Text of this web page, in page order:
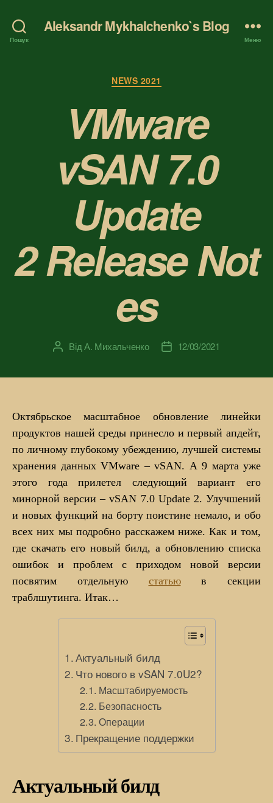
Пошук
Aleksandr Mykhalchenko`s Blog
Меню
Категорії
NEWS 2021
VMware
vSAN 7.0
Update
2 Release Not
es
Автор
ВідА. Михальченко
Дата12/03/2021
Октябрьское масштабное обновление линейки
продуктов нашей среды принесло и первый апдейт,
по личному глубокому убеждению, лучшей системы
хранения данных VMware – vSAN. А 9 марта уже
этого года прилетел следующий вариант его
минорной версии – vSAN 7.0 Update 2. Улучшений
и новых функций на борту поистине немало, и обо
всех них мы подробно расскажем ниже. Как и том,
где скачать его новый билд, а обновлению списка
ошибок и проблем с приходом новой версии
посвятим отдельную статьюв секции
траблшутинга. Итак…
Актуальный билд
Что нового в vSAN 7.0U2?
Масштабируемость
Безопасность
Операции
Прекращение поддержки
Актуальный билд